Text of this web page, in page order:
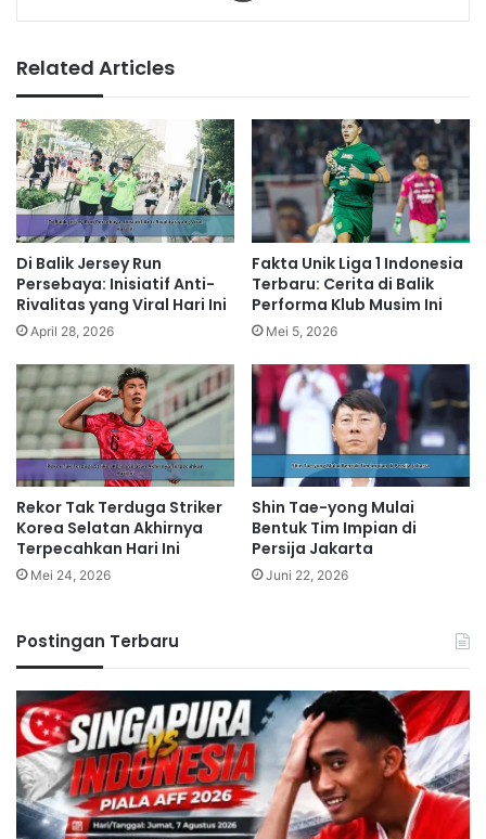
Related Articles
Di Balik Jersey Run
Persebaya: Inisiatif Anti-
Rivalitas yang Viral Hari Ini
April 28, 2026
Fakta Unik Liga 1 Indonesia
Terbaru: Cerita di Balik
Performa Klub Musim Ini
Mei 5, 2026
Rekor Tak Terduga Striker
Korea Selatan Akhirnya
Terpecahkan Hari Ini
Mei 24, 2026
Shin Tae-yong Mulai
Bentuk Tim Impian di
Persija Jakarta
Juni 22, 2026
Postingan Terbaru